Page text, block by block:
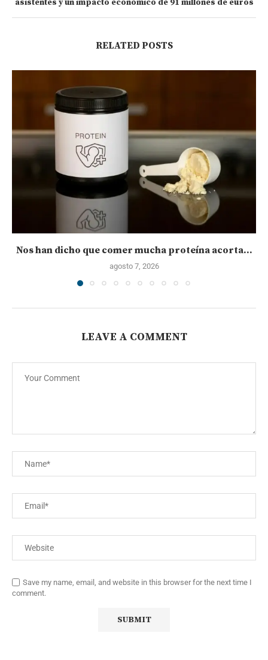
asistentes y un impacto económico de 91 millones de euros
RELATED POSTS
Nos han dicho que comer mucha proteína acorta...
agosto 7, 2026
LEAVE A COMMENT
Save my name, email, and website in this browser for the next time I
comment.